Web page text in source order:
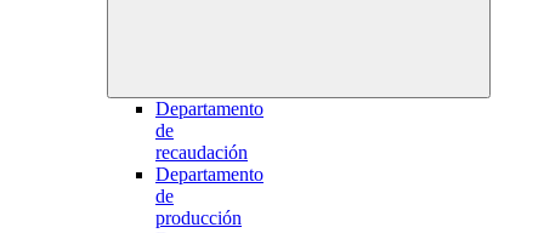
Departamento
de
recaudación
Departamento
de
producción